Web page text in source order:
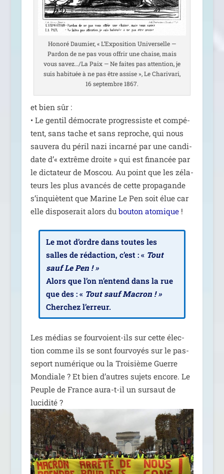
Honoré Daumier, « L’Exposition Universelle —
Pardon de ne pas vous offrir une chaise, mais
vous savez…/La Paix — Ne faites pas atten­tion, je
suis habi­tuée à ne pas être assise », Le Charivari,
16 sep­tembre 1867.
et bien sûr :
• Le gen­til démo­crate pro­gres­siste et com­pé­
tent, sans tache et sans reproche, qui nous
sau­ve­ra du péril nazi incar­né par une can­di­
date d’« extrême droite » qui est finan­cée par
le dic­ta­teur de Moscou. Au point que les zéla­
teurs les plus avan­cés de cette pro­pa­gande
s’in­quiètent que Marine Le Pen soit élue car
elle dis­po­se­rait alors du bou­ton ato­mique!
Le mot d’ordre dans toutes les
salles de rédac­tion, c’est : « Tout
sauf Le Pen ! »
Alors que l’on n’en­tend dans la rue
que des : « Tout sauf Macron ! »
Cherchez l’er­reur.
Les médias se four­voient-ils sur cette élec­
tion comme ils se sont four­voyés sur le pas­
se­port numé­rique ou la Troisième Guerre
Mondiale ? Et bien d’autres sujets encore. Le
Peuple de France aura-t-il un sur­saut de
lucidité ?